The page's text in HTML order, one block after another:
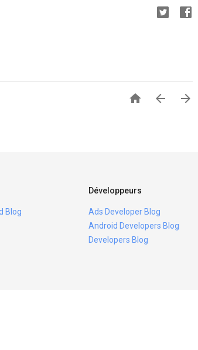
  
Blog
Développeurs
Ads Developer Blog
Android Developers Blog
Developers Blog